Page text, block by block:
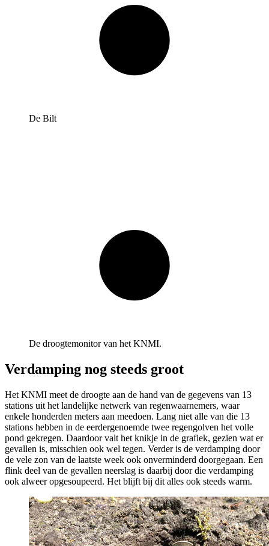
De Bilt
De droogtemonitor van het KNMI.
Verdamping nog steeds groot
Het KNMI meet de droogte aan de hand van de gegevens van 13
stations uit het landelijke netwerk van regenwaarnemers, waar
enkele honderden meters aan meedoen. Lang niet alle van die 13
stations hebben in de eerdergenoemde twee regengolven het volle
pond gekregen. Daardoor valt het knikje in de grafiek, gezien wat er
gevallen is, misschien ook wel tegen. Verder is de verdamping door
de vele zon van de laatste week ook onverminderd doorgegaan. Een
flink deel van de gevallen neerslag is daarbij door die verdamping
ook alweer opgesoupeerd. Het blijft bij dit alles ook steeds warm.